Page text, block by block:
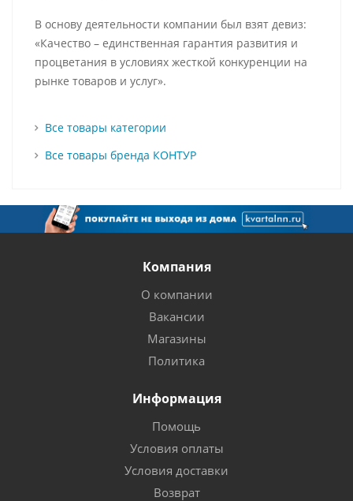
В основу деятельности компании был взят девиз:
«Качество – единственная гарантия развития и
процветания в условиях жесткой конкуренции на
рынке товаров и услуг».
Все товары категории
Все товары бренда КОНТУР
Компания
О компании
Вакансии
Магазины
Политика
Информация
Помощь
Условия оплаты
Условия доставки
Возврат